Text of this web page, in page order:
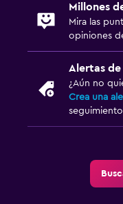
Habitación
Cama plegable
Zona de trabajo
Fax/fotocopiadora
Millones
Mira las
opiniones
Alertas
¿Aún no
Crea una